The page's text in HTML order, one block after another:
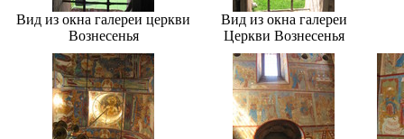
Вид из окна галереи церкви
Вознесенья
Вид из окна галереи
Церкви Вознесенья